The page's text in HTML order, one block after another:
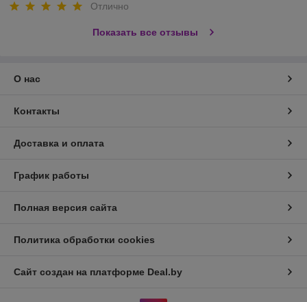
Отлично
Показать все отзывы
О нас
Контакты
Доставка и оплата
График работы
Полная версия сайта
Политика обработки cookies
Сайт создан на платформе Deal.by